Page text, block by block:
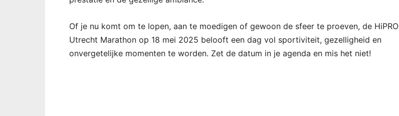
Of je nu komt om te lopen, aan te moedigen of gewoon de sfeer te proeven, de HiPRO
Utrecht Marathon op 18 mei 2025 belooft een dag vol sportiviteit, gezelligheid en
onvergetelijke momenten te worden. Zet de datum in je agenda en mis het niet!